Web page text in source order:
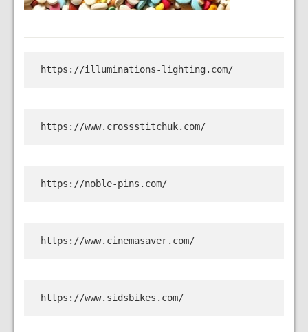
https://illuminations-lighting.com/
https://www.crossstitchuk.com/
https://noble-pins.com/
https://www.cinemasaver.com/
https://www.sidsbikes.com/